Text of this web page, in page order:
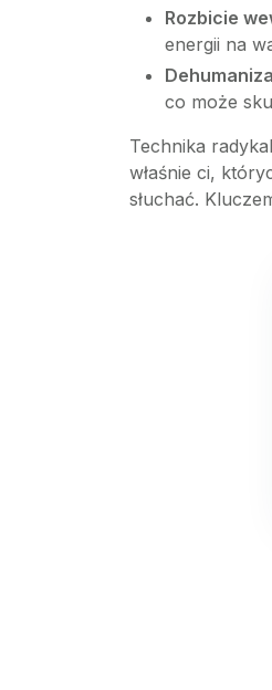
Rozbicie
energii na
co może
Technika
właśnie ci,
słuchać.